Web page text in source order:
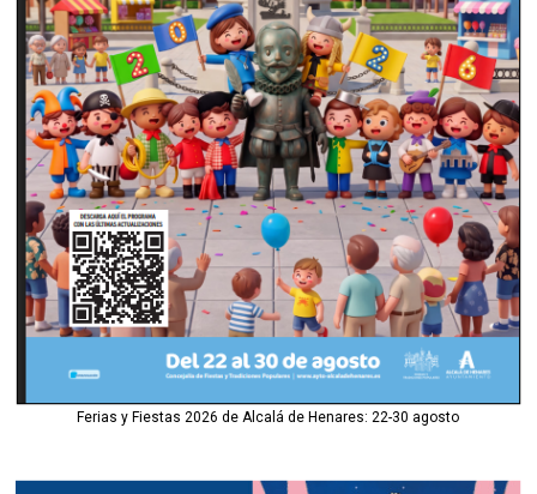
Ferias y Fiestas 2026 de Alcalá de Henares: 22-30 agosto